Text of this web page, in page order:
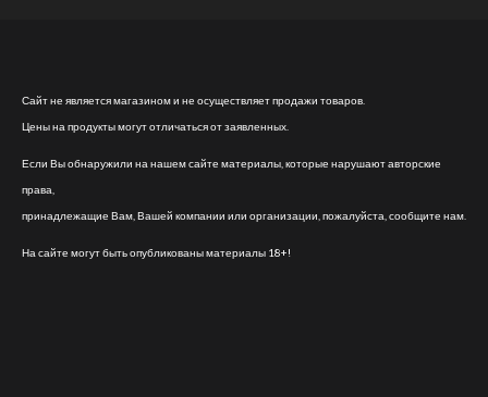
Сайт не является магазином и не осуществляет продажи товаров.
Цены на продукты могут отличаться от заявленных.
Если Вы обнаружили на нашем сайте материалы, которые нарушают авторские
права,
принадлежащие Вам, Вашей компании или организации, пожалуйста, сообщите нам.
На сайте могут быть опубликованы материалы 18+!